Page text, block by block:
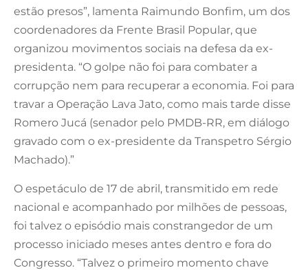
estão presos”, lamenta Raimundo Bonfim, um dos
coordenadores da Frente Brasil Popular, que
organizou movimentos sociais na defesa da ex-
presidenta. “O golpe não foi para combater a
corrupção nem para recuperar a economia. Foi para
travar a Operação Lava Jato, como mais tarde disse
Romero Jucá (senador pelo PMDB-RR, em diálogo
gravado com o ex-presidente da Transpetro Sérgio
Machado).”
O espetáculo de 17 de abril, transmitido em rede
nacional e acompanhado por milhões de pessoas,
foi talvez o episódio mais constrangedor de um
processo iniciado meses antes dentro e fora do
Congresso. “Talvez o primeiro momento chave